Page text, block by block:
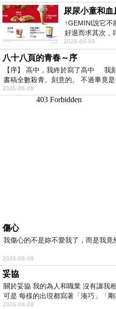
尿尿小童和血
↑GEMINI說它不
好退而求其次，
年人臉孔」的畫
2026-08-08
八十八頁的青春～序
【序】 高中，我終於寫了高中 我
書稿全數殺青。刻意的。 不過畢竟
2026-08-08
傷心
我傷心的不是妳不愛我了，而是我竟
2026-08-08
妥協
關於妥協 我的為人和職業 沒有讓我
可是 每樣的出現都寫著「湊巧」「
2026-08-08